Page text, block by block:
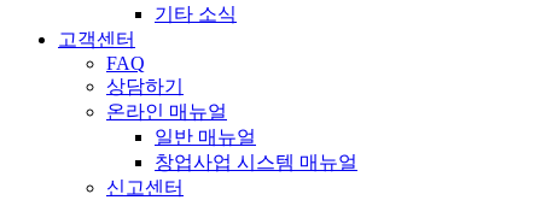
기타 소식
고객센터
FAQ
상담하기
온라인 매뉴얼
일반 매뉴얼
창업사업 시스템 매뉴얼
신고센터